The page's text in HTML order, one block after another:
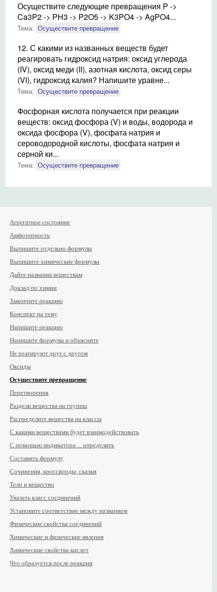
Осуществите следующие превращения P ->
Ca3P2 -> PH3 -> P2O5 -> K3PO4 -> AgPO4...
Тема: Осуществите превращение
12. С какими из названных веществ будет
реагировать гидроксид натрия: оксид углерода
(IV), оксид меди (II), азотная кислота, оксид серы
(VI), гидроксид калия? Напишите уравне...
Тема: Осуществите превращение
Фосфорная кислота получается при реакции
веществ: оксид фосфора (V) и воды, водорода и
оксида фосфора (V), фосфата натрия и
сероводородной кислоты, фосфата натрия и
серной ки...
Тема: Осуществите превращение
Агрегатное состояние
Амфотерность
Выпишите отдельно формулы
Выпишите химические формулы
Дайте названия веществам
Доклад по химии
Закончите реакцию
Конспект на тему
Напишите реакцию
Напишите формулы и объясните
Не реагируют друг с другом
Оксиды
Осуществите превращение
Перетворення
Раздели вещества на группы
Распределите вещества на классы
С какими веществами будет взаимодействовать
С помощью индикатора ... определить
Составить формулу
Сочинения, кроссворды, сказки
Тело и вещество
Указать класс соединений
Установите соответствие между названием
Физические свойства соединений
Химические и физические явления
Химические свойства кислот
Что образуется после реакции